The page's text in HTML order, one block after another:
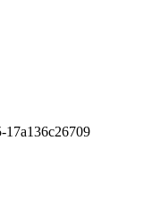
17a136c26709